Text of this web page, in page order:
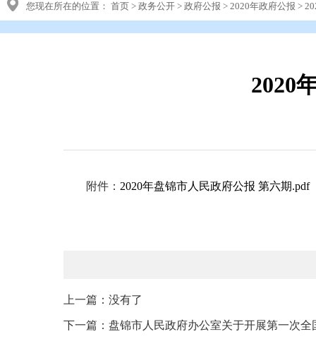
您现在所在的位置： 首页 > 政务公开 > 政府公报 > 2020年政府公报 >
2020
附件： 2020年盘锦市人民政府公报 第六期.pdf
上一篇：没有了
下一篇：盘锦市人民政府办公室关于开展第一次